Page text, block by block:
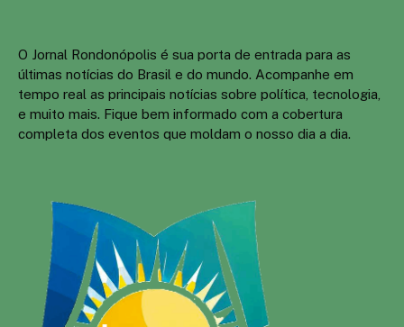
O Jornal Rondonópolis é sua porta de entrada para as
últimas notícias do Brasil e do mundo. Acompanhe em
tempo real as principais notícias sobre política, tecnologia,
e muito mais. Fique bem informado com a cobertura
completa dos eventos que moldam o nosso dia a dia.